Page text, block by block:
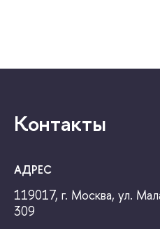
Контакты
АДРЕС
119017, г. Москва, ул.
309